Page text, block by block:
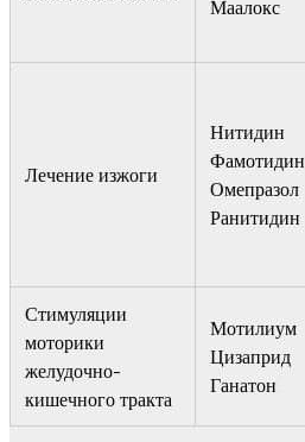
Маалокс
Лечение изжоги
Нитидин
Фамотидин
Омепразол
Ранитидин
Стимуляции
моторики
желудочно-
кишечного тракта
Мотилиум
Цизаприд
Ганатон